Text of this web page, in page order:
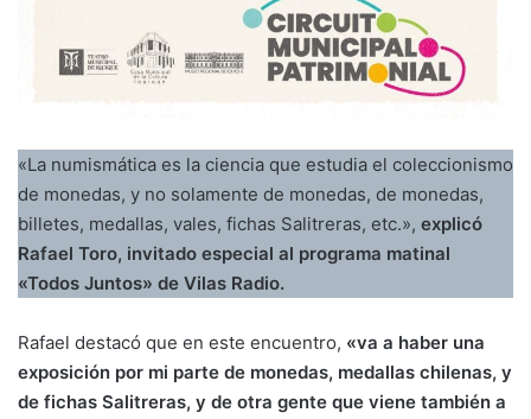
«La numismática es la ciencia que estudia el coleccionismo
de monedas, y no solamente de monedas, de monedas,
billetes, medallas, vales, fichas Salitreras, etc.», explicó
Rafael Toro, invitado especial al programa matinal
«Todos Juntos» de Vilas Radio.
Rafael destacó que en este encuentro, «va a haber una
exposición por mi parte de monedas, medallas chilenas, y
de fichas Salitreras, y de otra gente que viene también a